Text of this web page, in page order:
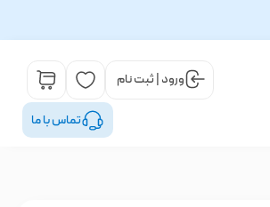
ورود | ثبت نام
تماس با ما